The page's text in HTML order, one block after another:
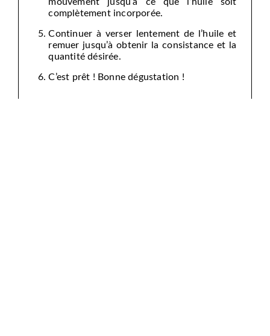
complètement incorporée.
Continuer à verser lentement de l’huile et
remuer jusqu’à obtenir la consistance et la
quantité désirée.
C’est prêt ! Bonne dégustation !